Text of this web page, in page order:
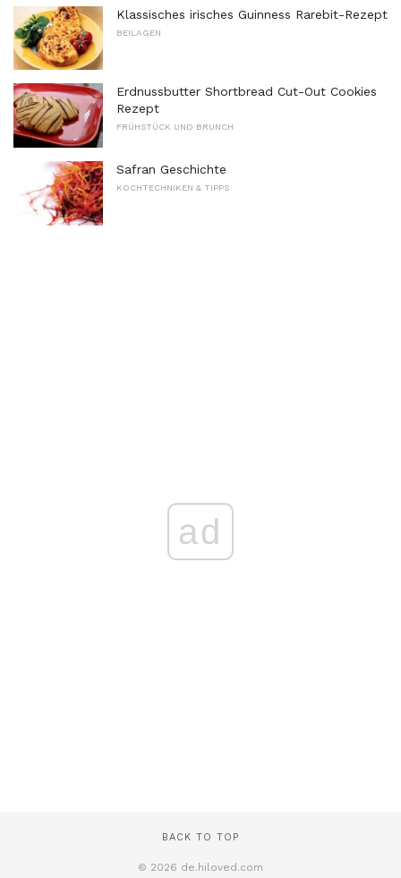
Klassisches irisches Guinness Rarebit-Rezept
BEILAGEN
Erdnussbutter Shortbread Cut-Out Cookies
Rezept
FRÜHSTÜCK UND BRUNCH
Safran Geschichte
KOCHTECHNIKEN & TIPPS
ad
BACK TO TOP
© 2026 de.hiloved.com